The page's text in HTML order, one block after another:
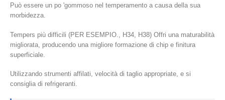
Può essere un po 'gommoso nel temperamento a causa della sua
morbidezza.
Tempers più difficili (PER ESEMPIO., H34, H38) Offri una maturabilità
migliorata, producendo una migliore formazione di chip e finitura
superficiale.
Utilizzando strumenti affilati, velocità di taglio appropriate, e si
consiglia di refrigeranti.